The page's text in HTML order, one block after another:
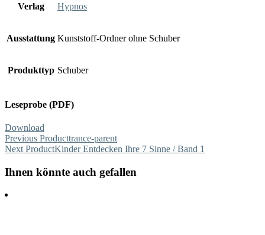
Verlag Hypnos
Ausstattung Kunststoff-Ordner ohne Schuber
Produkttyp Schuber
Leseprobe (PDF)
Download
Previous Producttrance-parent
Next ProductKinder Entdecken Ihre 7 Sinne / Band 1
Ihnen könnte auch gefallen